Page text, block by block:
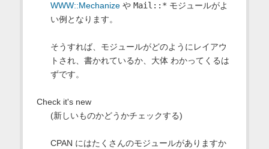
WWW::Mechanizeや Mail::* モジュールがよ
い例となります。
そうすれば、モジュールがどのようにレイアウ
トされ、書かれているか、大体 わかってくるは
ずです。
Check it's new
(新しいものかどうかチェックする)
CPAN にはたくさんのモジュールがありますか